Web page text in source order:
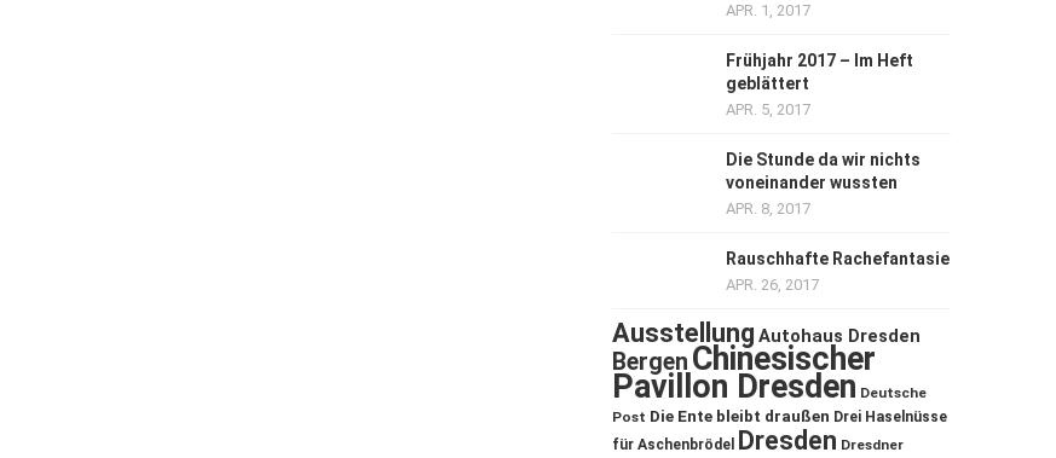
APR. 1, 2017
Frühjahr 2017 – Im Heft
geblättert
APR. 5, 2017
Die Stunde da wir nichts
voneinander wussten
APR. 8, 2017
Rauschhafte Rachefantasie
APR. 26, 2017
Ausstellung Autohaus Dresden
Bergen Chinesischer
Pavillon Dresden Deutsche
Post Die Ente bleibt draußen Drei Haselnüsse
für Aschenbrödel
Dresden Dresdner